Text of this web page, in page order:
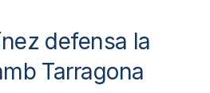
defensa la
Tarragona